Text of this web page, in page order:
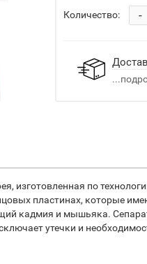
Количество: -
изготовленная по
пластинах, которые
кадмия и мышьяка.
утечки и